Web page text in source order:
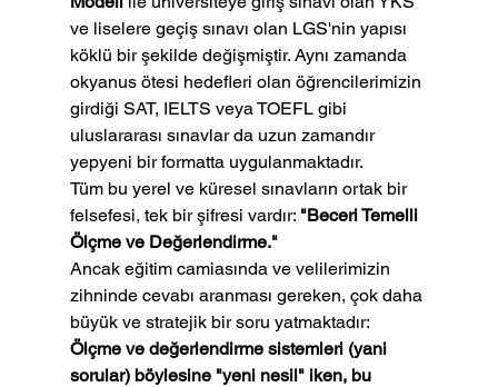
ve liselere geçiş sınavı olan LGS'nin yapısı
köklü bir şekilde değişmiştir. Aynı zamanda
okyanus ötesi hedefleri olan öğrencilerimizin
girdiği SAT, IELTS veya TOEFL gibi
uluslararası sınavlar da uzun zamandır
yepyeni bir formatta uygulanmaktadır.
Tüm bu yerel ve küresel sınavların ortak bir
felsefesi, tek bir şifresi vardır: "Beceri Temelli
Ölçme ve Değerlendirme."
Ancak eğitim camiasında ve velilerimizin
zihninde cevabı aranması gereken, çok daha
büyük ve stratejik bir soru yatmaktadır:
Ölçme ve değerlendirme sistemleri (yani
sorular) böylesine "yeni nesil" iken, bu